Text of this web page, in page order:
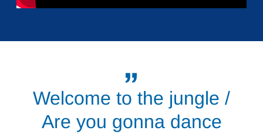
Welcome to the jungle /
Are you gonna dance